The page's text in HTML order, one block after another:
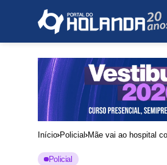
Início Policial Mãe vai ao hospital
Policial